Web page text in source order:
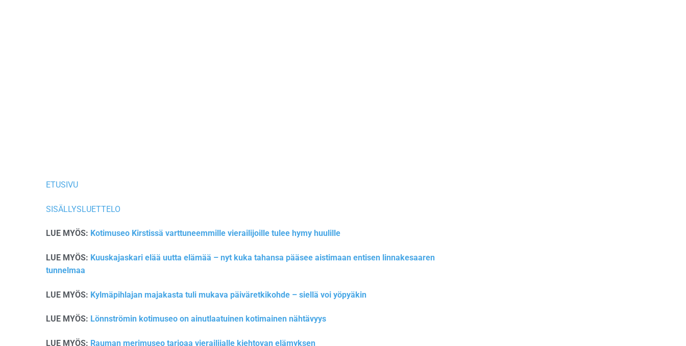
ETUSIVU
SISÄLLYSLUETTELO
LUE MYÖS: Kotimuseo Kirstissä varttuneemmille vierailijoille tulee hymy huulille
LUE MYÖS: Kuuskajaskari elää uutta elämää – nyt kuka tahansa pääsee aistimaan entisen linnakesaaren
tunnelmaa
LUE MYÖS: Kylmäpihlajan majakasta tuli mukava päiväretkikohde – siellä voi yöpyäkin
LUE MYÖS: Lönnströmin kotimuseo on ainutlaatuinen kotimainen nähtävyys
LUE MYÖS: Rauman merimuseo tarjoaa vierailijalle kiehtovan elämyksen